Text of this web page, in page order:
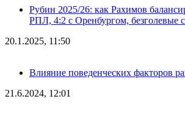
Рубин 2025/26: как Рахимов
РПЛ, 4:2 с Оренбургом, безголевые
20.1.2025, 11:50
Влияние поведенческих факторов
21.6.2024, 12:01